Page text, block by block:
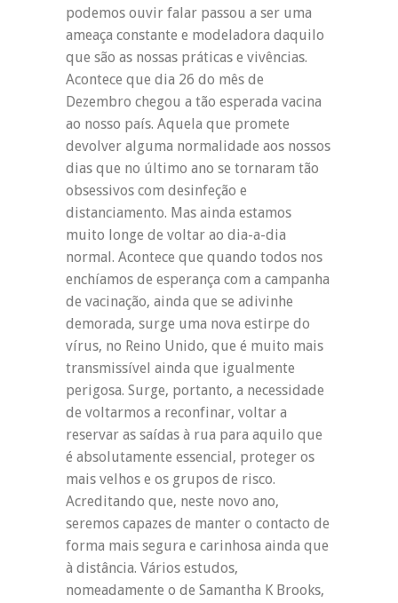
podemos ouvir falar passou a ser uma
ameaça constante e modeladora daquilo
que são as nossas práticas e vivências.
Acontece que dia 26 do mês de
Dezembro chegou a tão esperada vacina
ao nosso país. Aquela que promete
devolver alguma normalidade aos nossos
dias que no último ano se tornaram tão
obsessivos com desinfeção e
distanciamento. Mas ainda estamos
muito longe de voltar ao dia-a-dia
normal. Acontece que quando todos nos
enchíamos de esperança com a campanha
de vacinação, ainda que se adivinhe
demorada, surge uma nova estirpe do
vírus, no Reino Unido, que é muito mais
transmissível ainda que igualmente
perigosa. Surge, portanto, a necessidade
de voltarmos a reconfinar, voltar a
reservar as saídas à rua para aquilo que
é absolutamente essencial, proteger os
mais velhos e os grupos de risco.
Acreditando que, neste novo ano,
seremos capazes de manter o contacto de
forma mais segura e carinhosa ainda que
à distância. Vários estudos,
nomeadamente o de Samantha K Brooks,